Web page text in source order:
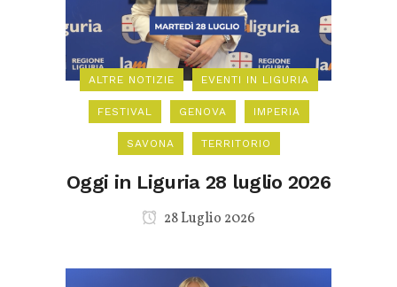
ALTRE NOTIZIE EVENTI IN LIGURIA
FESTIVAL GENOVA IMPERIA
SAVONA TERRITORIO
Oggi in Liguria 28 luglio 2026
28 Luglio 2026